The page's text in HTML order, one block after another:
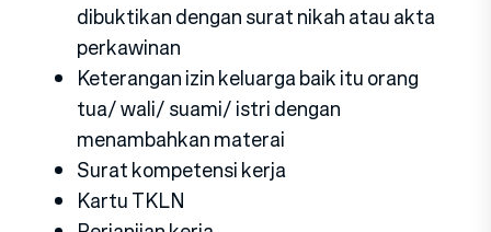
dibuktikan dengan surat nikah atau akta
perkawinan
Keterangan izin keluarga baik itu orang
tua/ wali/ suami/ istri dengan
menambahkan materai
Surat kompetensi kerja
Kartu TKLN